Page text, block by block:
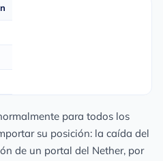
para todos los
su posición: la caída del
de un portal del Nether, por